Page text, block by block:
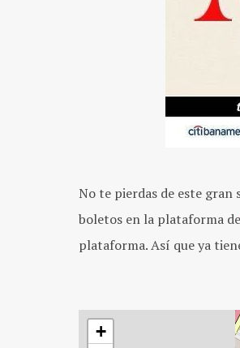
No te pierdas de este gran
boletos en la plataforma de
plataforma. Así que ya
+